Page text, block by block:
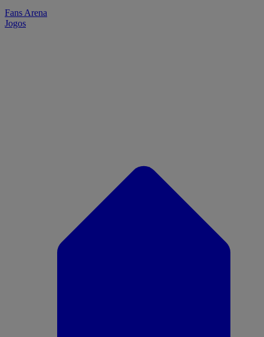
Fans Arena
Jogos